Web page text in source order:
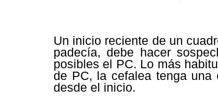
Un inicio reciente de un
padecía, debe hacer
posibles el PC. Lo más
de PC, la cefalea tenga
desde el inicio.